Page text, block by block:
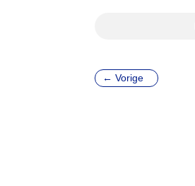
←Vorige